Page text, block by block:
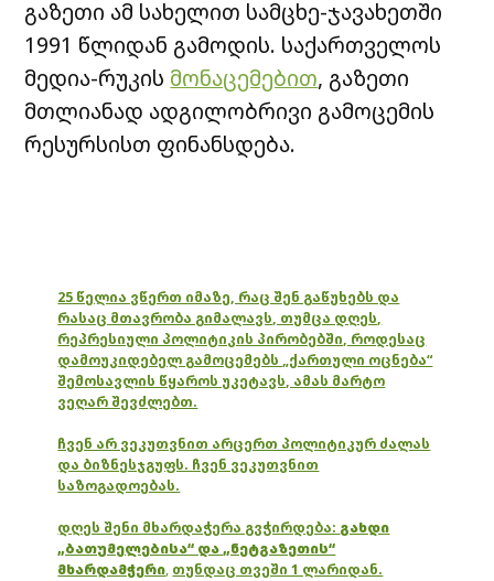
გაზეთი ამ სახელით სამცხე-ჯავახეთში
1991 წლიდან გამოდის. საქართველოს
მედია-რუკის მონაცემებით, გაზეთი
მთლიანად ადგილობრივი გამოცემის
რესურსისთ ფინანსდება.
25 წელია ვწერთ იმაზე, რაც შენ გაწუხებს და
რასაც მთავრობა გიმალავს, თუმცა დღეს,
რეპრესიული პოლიტიკის პირობებში, როდესაც
დამოუკიდებელ გამოცემებს „ქართული ოცნება“
შემოსავლის წყაროს უკეტავს, ამას მარტო
ვეღარ შევძლებთ.
ჩვენ არ ვეკუთვნით არცერთ პოლიტიკურ ძალას
და ბიზნესჯგუფს. ჩვენ ვეკუთვნით
საზოგადოებას.
დღეს შენი მხარდაჭერა გვჭირდება: გახდი
„ბათუმელებისა“ და „ნეტგაზეთის“
მხარდამჭერი, თუნდაც თვეში 1 ლარიდან.